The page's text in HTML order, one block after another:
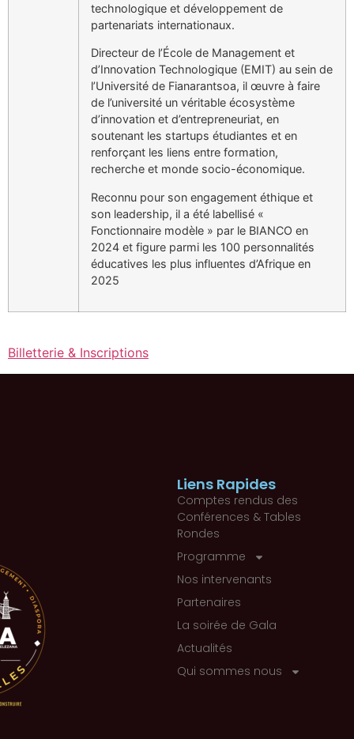
technologique et développement de
partenariats internationaux.
Directeur de l’École de Management et
d’Innovation Technologique (EMIT) au sein de
l’Université de Fianarantsoa, il œuvre à faire
de l’université un véritable écosystème
d’innovation et d’entrepreneuriat, en
soutenant les startups étudiantes et en
renforçant les liens entre formation,
recherche et monde socio-économique.
Reconnu pour son engagement éthique et
son leadership, il a été labellisé «
Fonctionnaire modèle » par le BIANCO en
2024 et figure parmi les 100 personnalités
éducatives les plus influentes d’Afrique en
2025
Billetterie & Inscriptions
Liens Rapides
Comptes rendus des
Conférences & Tables
Rondes
Programme
Nos intervenants
Partenaires
La soirée de Gala
Actualités
Qui sommes nous